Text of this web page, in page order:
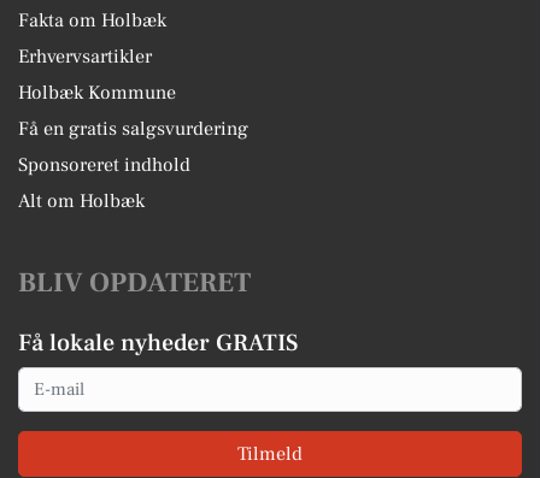
Fakta om Holbæk
Erhvervsartikler
Holbæk Kommune
Få en gratis salgsvurdering
Sponsoreret indhold
Alt om Holbæk
BLIV OPDATERET
Få lokale nyheder GRATIS
Email
Tilmeld